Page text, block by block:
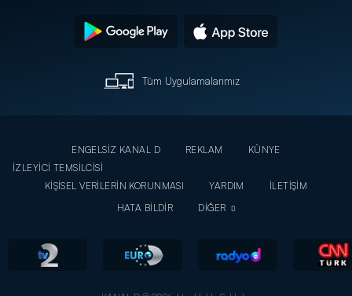
Tüm Uygulamalarımız
ENGELSİZ KANAL D REKLAM
KÜNYE
İZLEYİCİ TEMSİLCİSİ
KİŞİSEL VERİLERİN KORUNMASI
YARDIM
İLETİŞİM
HATA BİLDİR
DİĞER